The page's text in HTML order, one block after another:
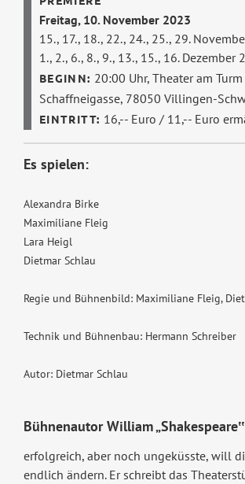
Freitag, 10. November 2023
15., 17., 18., 22., 24., 25., 29.
1., 2., 6., 8., 9., 13., 15., 16. Dezember
20:00 Uhr,Theater am
Schaffneigasse, 78050 Villingen-
16,-- Euro / 11,-- Euro
Es spielen:
Alexandra Birke
Maximiliane Fleig
Lara Heigl
Dietmar Schlau
Regie und Bühnenbild: Maximiliane Fleig,
Technik und Bühnenbau: Hermann Schreiber
Autor: Dietmar Schlau
Bühnenautor William
erfolgreich, aber noch ungeküsste, will
endlich ändern. Er schreibt das